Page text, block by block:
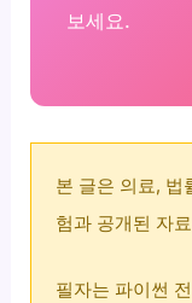
보세요.
본 글은 의료, 법
험과 공개된 자
필자는 파이썬